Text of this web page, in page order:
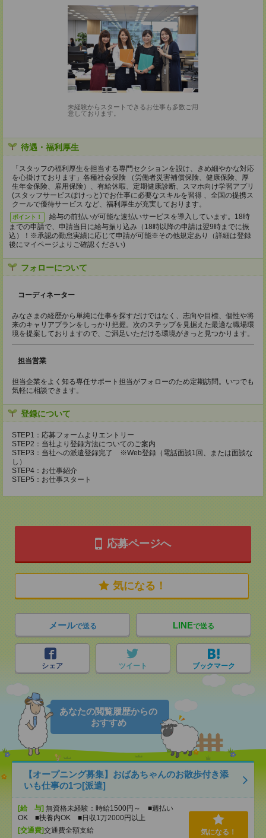
未経験からスタートできるお仕事も多数ご用
意しております。
待遇・福利厚生
「スタッフの福利厚生を担当する専門セクションを設け、きめ細やかな対応
を心掛けております」各種社会保険 （労働者災害補償保険、健康保険、厚
生年金保険、雇用保険）、有給休暇、定期健康診断、スマホ向け学習アプリ
(スタッフサービスぽけっと)でお仕事に必要なスキルを習得 、全国の提携ス
クールで優待サービス など、福利厚生が充実しております。
ポイント！
給与の前払いが可能な速払いサービスを導入しています。18時
までの申請で、申請当日に給与振り込み（18時以降の申請は翌9時までに振
込）！※承認の勤怠実績に応じて申請が可能※その他規定あり（詳細は登録
後にマイページよりご確認ください)
フォローについて
コーディネーター
みなさまの経歴から単純に仕事を探すだけではなく、志向や目標、個性や将
来のキャリアプランをしっかり把握。次のステップを見据えた最適な職場環
境を提案しておりますので、ご満足いただける環境がきっと見つかります。
担当営業
担当企業をよく知る専任サポート担当がフォローのため定期訪問。いつでも
気軽に相談できます。
登録について
STEP1：応募フォームよりエントリー
STEP2：当社より登録方法についてのご案内
STEP3：当社への派遣登録完了 ※Web登録（電話面談1回、または面談な
し）
STEP4：お仕事紹介
STEP5：お仕事スタート
応募ページへ
気になる！
メールで送る LINEで送る
シェア ツイート ブックマーク
あなたの閲覧履歴からの
おすすめ
【オープニング募集】おばあちゃんのお散歩付き添
いも仕事の1つ[派遣]
[給 与] 無資格未経験：時給1500円～ ■週払い
OK ■扶養内OK ■日収1万2000円以上
[交通費]交通費全額支給
気になる！